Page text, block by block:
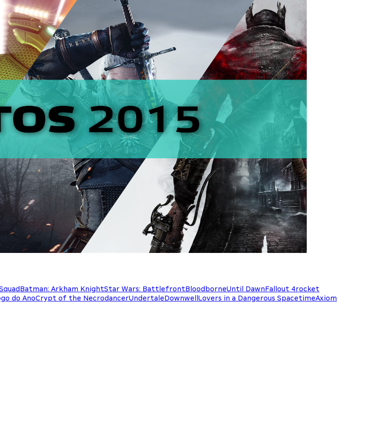
Batman: Arkham KnightStar Wars: BattlefrontBloodborneUntil DawnFallout 4rocket
do AnoCrypt of the NecrodancerUndertaleDownwell Lovers in a Dangerous SpacetimeAxiom